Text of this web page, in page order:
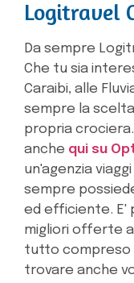
Logitravel
Da sempre
Che tu sia
Caraibi, alle
sempre la
propria
anche qui su
un'agenzia
sempre
ed efficiente. E'
migliori offerte
tutto compreso
trovare anche